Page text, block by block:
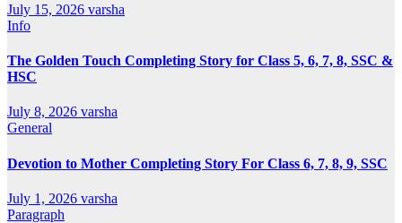
July 15, 2026 varsha
Info
The Golden Touch Completing Story for Class 5, 6, 7, 8, SSC &
HSC
July 8, 2026 varsha
General
Devotion to Mother Completing Story For Class 6, 7, 8, 9, SSC
July 1, 2026 varsha
Paragraph